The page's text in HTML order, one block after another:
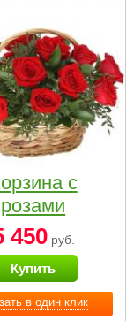
в один клик
с
розами
450руб.
Купить